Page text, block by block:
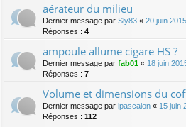
aérateur du milieu
Dernier message par Sly83 « 20 juin
Réponses : 4
ampoule allume cigare HS ?
Dernier message par fab01 « 18 juin
Réponses : 7
Volume et dimensions du
Dernier message par lpascalon « 15 juin
Réponses : 112